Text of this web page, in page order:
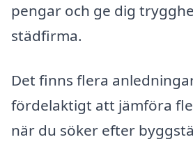
pengar och ge dig
städfirma.
Det finns flera
fördelaktigt att jämföra
när du söker efter